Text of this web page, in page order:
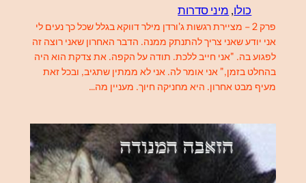
כולו, מיני סדרות
פרק 2 – מציירת רגשות ג'ורדן מילר דווקא בגלל שכל כך נעים לי
אני יודע שאני צריך להתנתק ממנה. הדבר האחרון שאני רוצה זה
לפגוע בה. "אני חייב ללכת. תודה על הקפה. את צדקת הוא היה
בהחלט בזמן," אני אומר לה. אני לא ממתין שתגיב, ובכל זאת
מעיף מבט אחרון. היא מחניקה חיוך. מעניין מה…